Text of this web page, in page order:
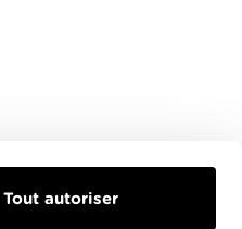
Tout autoriser